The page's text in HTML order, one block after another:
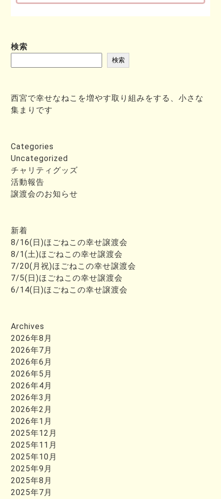
検索
検索
西宮で幸せなねこを増やす取り組みをする、小さな
集まりです
Categories
Uncategorized
チャリティグッズ
活動報告
譲渡会のお知らせ
新着
8/16(日)ほごねこの幸せ譲渡会
8/1(土)ほごねこの幸せ譲渡会
7/20(月祝)ほごねこの幸せ譲渡会
7/5(日)ほごねこの幸せ譲渡会
6/14(日)ほごねこの幸せ譲渡会
Archives
2026年8月
2026年7月
2026年6月
2026年5月
2026年4月
2026年3月
2026年2月
2026年1月
2025年12月
2025年11月
2025年10月
2025年9月
2025年8月
2025年7月